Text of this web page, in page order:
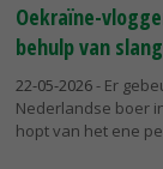
Oekraïne-
behulp van
22-05-2026- Er
Nederlandse boer
hopt van het ene